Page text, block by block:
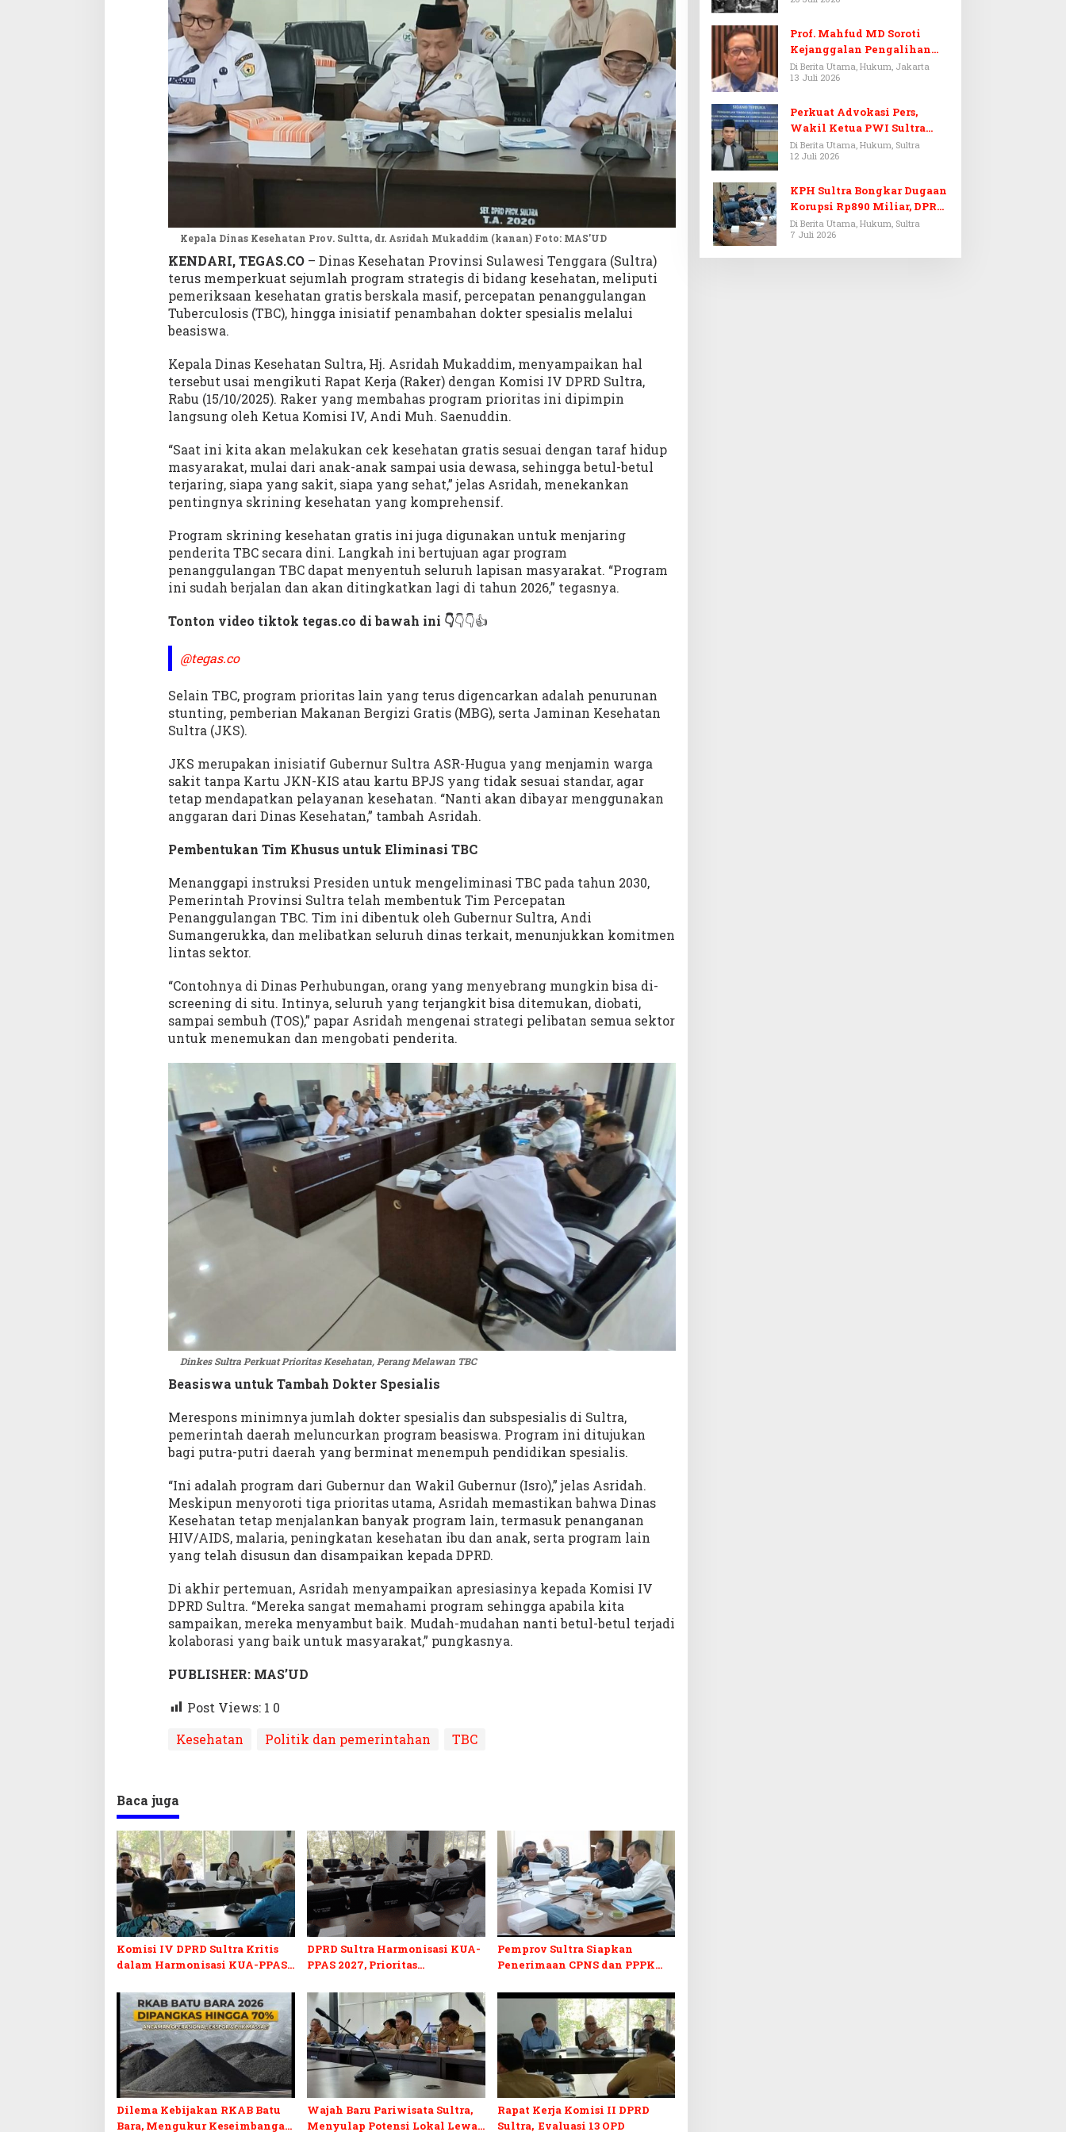
e
a
t
a
n
,
P
e
r
M
l
a
w
a
B
Kepala Dinas Kesehatan Prov. Sultta, dr. Asridah Mukaddim (kanan) Foto: MAS’UD
KENDARI, TEGAS.CO– Dinas Kesehatan Provinsi Sulawesi Tenggara (Sultra)
terus memperkuat sejumlah program strategis di bidang kesehatan, meliputi
pemeriksaan kesehatan gratis berskala masif, percepatan penanggulangan
Tuberculosis (TBC), hingga inisiatif penambahan dokter spesialis melalui
beasiswa.
Kepala Dinas Kesehatan Sultra, Hj. Asridah Mukaddim, menyampaikan hal
tersebut usai mengikuti Rapat Kerja (Raker) dengan Komisi IV DPRD Sultra,
Rabu (15/10/2025). Raker yang membahas program prioritas ini dipimpin
langsung oleh Ketua Komisi IV, Andi Muh. Saenuddin.
“Saat ini kita akan melakukan cek kesehatan gratis sesuai dengan taraf hidup
masyarakat, mulai dari anak-anak sampai usia dewasa, sehingga betul-betul
terjaring, siapa yang sakit, siapa yang sehat,” jelas Asridah, menekankan
pentingnya skrining kesehatan yang komprehensif.
Program skrining kesehatan gratis ini juga digunakan untuk menjaring
penderita TBC secara dini. Langkah ini bertujuan agar program
penanggulangan TBC dapat menyentuh seluruh lapisan masyarakat. “Program
ini sudah berjalan dan akan ditingkatkan lagi di tahun 2026,” tegasnya.
Tonton video tiktok tegas.co di bawah ini 👇👇👇👍
@tegas.co
Selain TBC, program prioritas lain yang terus digencarkan adalah penurunan
stunting, pemberian Makanan Bergizi Gratis (MBG), serta Jaminan Kesehatan
Sultra (JKS).
JKS merupakan inisiatif Gubernur Sultra ASR-Hugua yang menjamin warga
sakit tanpa Kartu JKN-KIS atau kartu BPJS yang tidak sesuai standar, agar
tetap mendapatkan pelayanan kesehatan. “Nanti akan dibayar menggunakan
anggaran dari Dinas Kesehatan,” tambah Asridah.
Pembentukan Tim Khusus untuk Eliminasi TBC
Menanggapi instruksi Presiden untuk mengeliminasi TBC pada tahun 2030,
Pemerintah Provinsi Sultra telah membentuk Tim Percepatan
Penanggulangan TBC. Tim ini dibentuk oleh Gubernur Sultra, Andi
Sumangerukka, dan melibatkan seluruh dinas terkait, menunjukkan komitmen
lintas sektor.
“Contohnya di Dinas Perhubungan, orang yang menyebrang mungkin bisa di-
screening di situ. Intinya, seluruh yang terjangkit bisa ditemukan, diobati,
sampai sembuh (TOS),” papar Asridah mengenai strategi pelibatan semua sektor
untuk menemukan dan mengobati penderita.
Dinkes Sultra Perkuat Prioritas Kesehatan, Perang Melawan TBC
Beasiswa untuk Tambah Dokter Spesialis
Merespons minimnya jumlah dokter spesialis dan subspesialis di Sultra,
pemerintah daerah meluncurkan program beasiswa. Program ini ditujukan
bagi putra-putri daerah yang berminat menempuh pendidikan spesialis.
“Ini adalah program dari Gubernur dan Wakil Gubernur (Isro),” jelas Asridah.
Meskipun menyoroti tiga prioritas utama, Asridah memastikan bahwa Dinas
Kesehatan tetap menjalankan banyak program lain, termasuk penanganan
HIV/AIDS, malaria, peningkatan kesehatan ibu dan anak, serta program lain
yang telah disusun dan disampaikan kepada DPRD.
Di akhir pertemuan, Asridah menyampaikan apresiasinya kepada Komisi IV
DPRD Sultra. “Mereka sangat memahami program sehingga apabila kita
sampaikan, mereka menyambut baik. Mudah-mudahan nanti betul-betul terjadi
kolaborasi yang baik untuk masyarakat,” pungkasnya.
PUBLISHER: MAS’UD
Post Views: 1 0
Kesehatan
Politik dan pemerintahan TBC
Baca juga
Komisi IV DPRD Sultra Kritis
dalam Harmonisasi KUA-PPAS
DPRD Sultra Harmonisasi KUA-
PPAS 2027, Prioritas
Pelunasan Utang Infrastruktur
Pemprov Sultra Siapkan
Penerimaan CPNS dan PPPK
Formasi Disabilitas
Dilema Kebijakan RKAB Batu
Bara, Mengukur Keseimbangan
Wajah Baru Pariwisata Sultra,
Menyulap Potensi Lokal Lewat
Rapat Kerja Komisi II DPRD
Sultra, Evaluasi 13 OPD
Prof. Mahfud MD Soroti
Kejanggalan Pengalihan
Penyelidikan Tersangka
Febrie Adriansyah
Di Berita Utama, Hukum, Jakarta
13 Juli 2026
Perkuat Advokasi Pers,
Wakil Ketua PWI Sultra
Resmi Dilantik Menjadi
Advokat PERADI
Di Berita Utama, Hukum, Sultra
12 Juli 2026
KPH Sultra Bongkar Dugaan
Korupsi Rp890 Miliar, DPRD
Sultra Gelar RDP
Di Berita Utama, Hukum, Sultra
7 Juli 2026